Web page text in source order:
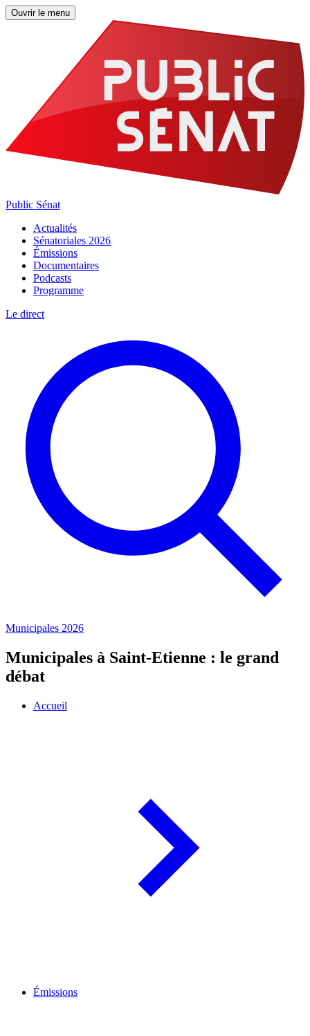
Ouvrir le menu
Public Sénat
Actualités
Sénatoriales 2026
Émissions
Documentaires
Podcasts
Programme
Le direct
Municipales 2026
Municipales à Saint-Etienne : le grand
débat
Accueil
Émissions